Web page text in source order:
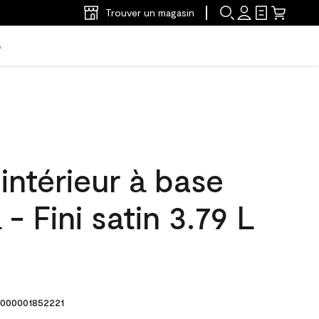
Trouver un magasin
à base
Fini satin 3.79 L